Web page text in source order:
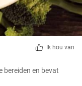
Ik hou van
bereiden en bevat